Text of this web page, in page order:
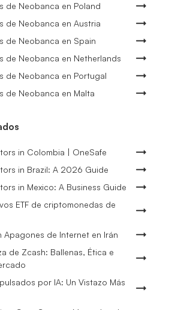
de Neobanca en Poland
de Neobanca en Austria
de Neobanca en Spain
de Neobanca en Netherlands
de Neobanca en Portugal
de Neobanca en Malta
in Colombia | OneSafe
in Brazil: A 2026 Guide
in Mexico: A Business Guide
ETF de criptomonedas de
Apagones de Internet en Irán
de Zcash: Ballenas, Ética e
por IA: Un Vistazo Más